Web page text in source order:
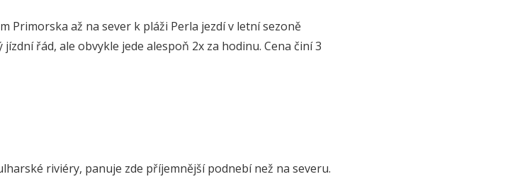
Primorska až na sever k pláži Perla jezdí v letní sezoně
řád, ale obvykle jede alespoň 2x za hodinu. Cena činí 3
riviéry, panuje zde příjemnější podnebí než na severu.